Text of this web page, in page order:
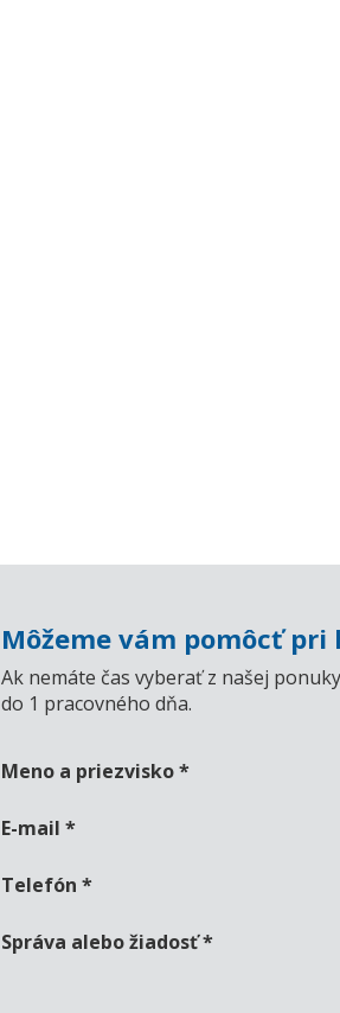
Môžeme vám pomôcť
Ak nemáte čas vyberať z našej
do 1 pracovného dňa.
Meno a priezvisko*
E-mail *
Telefón *
Správa alebo žiadosť*